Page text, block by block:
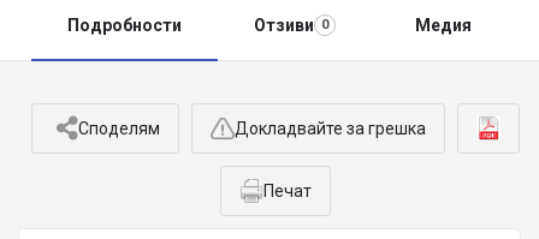
Подробности Отзиви 0 Медия
Споделям Докладвайте за грешка
Печат